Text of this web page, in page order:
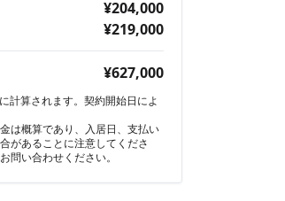
¥204,000
¥219,000
¥627,000
計算されます。契約開始日によ
は概算であり、入居日、支払い
があることに注意してくださ
問い合わせください。